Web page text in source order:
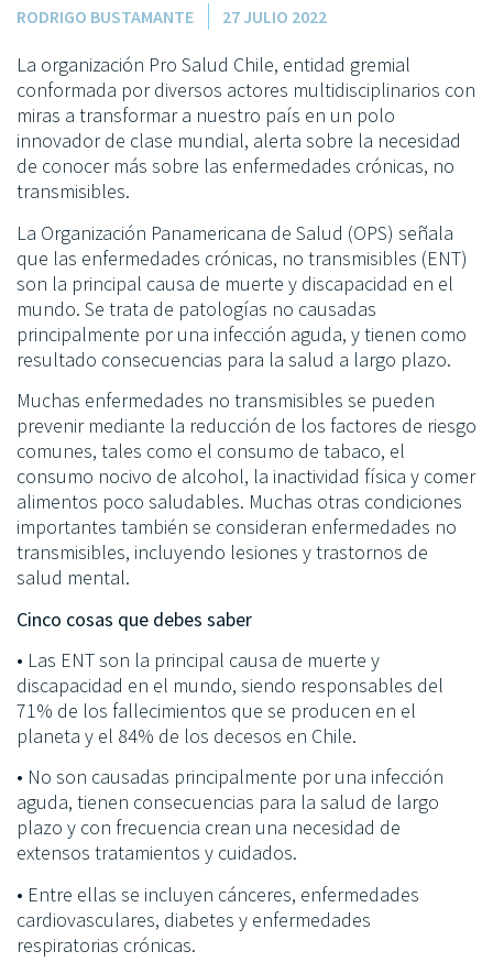
RODRIGO BUSTAMANTE 27 JULIO 2022
La organización Pro Salud Chile, entidad gremial
conformada por diversos actores multidisciplinarios con
miras a transformar a nuestro país en un polo
innovador de clase mundial, alerta sobre la necesidad
de conocer más sobre las enfermedades crónicas, no
transmisibles.
La Organización Panamericana de Salud (OPS) señala
que las enfermedades crónicas, no transmisibles (ENT)
son la principal causa de muerte y discapacidad en el
mundo. Se trata de patologías no causadas
principalmente por una infección aguda, y tienen como
resultado consecuencias para la salud a largo plazo.
Muchas enfermedades no transmisibles se pueden
prevenir mediante la reducción de los factores de riesgo
comunes, tales como el consumo de tabaco, el
consumo nocivo de alcohol, la inactividad física y comer
alimentos poco saludables. Muchas otras condiciones
importantes también se consideran enfermedades no
transmisibles, incluyendo lesiones y trastornos de
salud mental.
Cinco cosas que debes saber
• Las ENT son la principal causa de muerte y
discapacidad en el mundo, siendo responsables del
71% de los fallecimientos que se producen en el
planeta y el 84% de los decesos en Chile.
• No son causadas principalmente por una infección
aguda, tienen consecuencias para la salud de largo
plazo y con frecuencia crean una necesidad de
extensos tratamientos y cuidados.
• Entre ellas se incluyen cánceres, enfermedades
cardiovasculares, diabetes y enfermedades
respiratorias crónicas.